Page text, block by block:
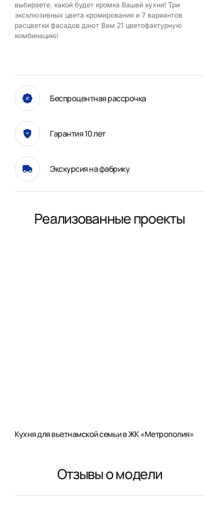
выбираете, какой будет кромка Вашей кухни! Три
эксклюзивных цвета кромирования и 7 вариантов
расцветки фасадов дают Вам 21 цветофактурную
комбинацию!
Беспроцентная рассрочка
Гарантия 10 лет
Экскурсия на фабрику
Реализованные проекты
Кухня для вьетнамской семьи в ЖК «Метрополия»
Отзывы о модели